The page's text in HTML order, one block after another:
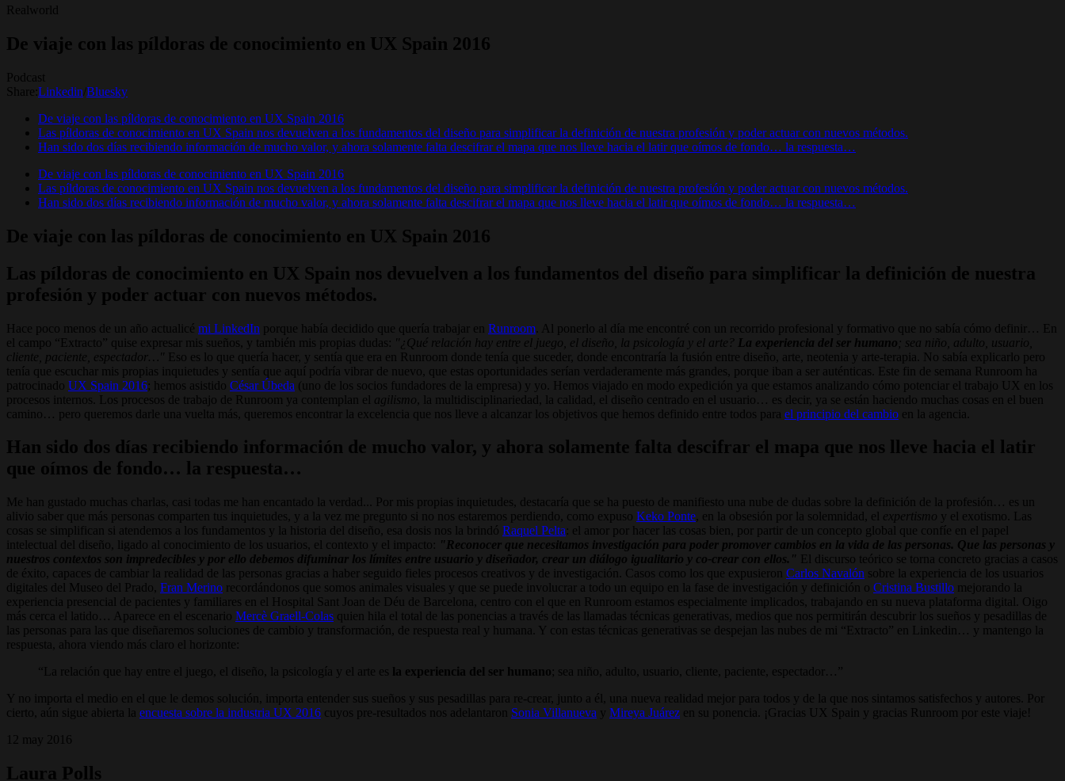
Realworld
De viaje con las píldoras de conocimiento en UX Spain 2016
Podcast
Share: Linkedin Bluesky
De viaje con las píldoras de conocimiento en UX Spain 2016
Las píldoras de conocimiento en UX Spain nos devuelven a los fundamentos del diseño para simplificar la definición de nuestra profesión y poder actuar con nuevos métodos.
Han sido dos días recibiendo información de mucho valor, y ahora solamente falta descifrar el mapa que nos lleve hacia el latir que oímos de fondo… la respuesta…
De viaje con las píldoras de conocimiento en UX Spain 2016
Las píldoras de conocimiento en UX Spain nos devuelven a los fundamentos del diseño para simplificar la definición de nuestra profesión y poder actuar con nuevos métodos.
Han sido dos días recibiendo información de mucho valor, y ahora solamente falta descifrar el mapa que nos lleve hacia el latir que oímos de fondo… la respuesta…
De viaje con las píldoras de conocimiento en UX Spain 2016
Las píldoras de conocimiento en UX Spain nos devuelven a los fundamentos del diseño para simplificar la definición de nuestra
profesión y poder actuar con nuevos métodos.
Hace poco menos de un año actualicé mi LinkedIn porque había decidido que quería trabajar en Runroom . Al ponerlo al día me encontré con un recorrido profesional y formativo que no sabía cómo definir… En
el campo “Extracto” quise expresar mis sueños, y también mis propias dudas:
"¿Qué relación hay entre el juego, el diseño, la psicología y el arte? La experiencia del ser humano ; sea niño, adulto, usuario,
cliente, paciente, espectador…"
Eso es lo que quería hacer, y sentía que era en Runroom donde tenía que suceder, donde encontraría la fusión entre diseño, arte, neotenia y arte-terapia. No sabía explicarlo pero
tenía que escuchar mis propias inquietudes y sentía que aquí podría vibrar de nuevo, que estas oportunidades serían verdaderamente más grandes, porque iban a ser auténticas. Este fin de semana Runroom ha
patrocinado UX Spain 2016 ; hemos asistido César Úbeda (uno de los socios fundadores de la empresa) y yo. Hemos viajado en modo expedición ya que estamos analizando cómo potenciar el trabajo UX en los
procesos internos. Los procesos de trabajo de Runroom ya contemplan el agilismo , la multidisciplinariedad, la calidad, el diseño centrado en el usuario… es decir, ya se están haciendo muchas cosas en el buen
camino… pero queremos darle una vuelta más, queremos encontrar la excelencia que nos lleve a alcanzar los objetivos que hemos definido entre todos para el principio del cambio en la agencia.
Han sido dos días recibiendo información de mucho valor, y ahora solamente falta descifrar el mapa que nos lleve hacia el latir
que oímos de fondo… la respuesta…
Me han gustado muchas charlas, casi todas me han encantado la verdad... Por mis propias inquietudes, destacaría que se ha puesto de manifiesto una nube de dudas sobre la definición de la profesión… es un
alivio saber que más personas comparten tus inquietudes, y a la vez me pregunto si no nos estaremos perdiendo, como expuso Keko Ponte , en la obsesión por la solemnidad, el expertismo y el exotismo. Las
cosas se simplifican si atendemos a los fundamentos y la historia del diseño, esa dosis nos la brindó Raquel Pelta : el amor por hacer las cosas bien, por partir de un concepto global que confíe en el papel
intelectual del diseño, ligado al conocimiento de los usuarios, el contexto y el impacto:
"Reconocer que necesitamos investigación para poder promover cambios en la vida de las personas. Que las personas y
nuestros contextos son impredecibles y por ello debemos difuminar los límites entre usuario y diseñador, crear un diálogo igualitario y co-crear con ellos." El discurso teórico se torna concreto gracias a casos
de éxito, capaces de cambiar la realidad de las personas gracias a haber seguido fieles procesos creativos y de investigación. Casos como los que expusieron Carlos Navalón sobre la experiencia de los usuarios
digitales del Museo del Prado, Fran Merino recordándonos que somos animales visuales y que se puede involucrar a todo un equipo en la fase de investigación y definición o Cristina Bustillo mejorando la
experiencia presencial de pacientes y familiares en el Hospital Sant Joan de Déu de Barcelona, centro con el que en Runroom estamos especialmente implicados, trabajando en su nueva plataforma digital. Oigo
más cerca el latido… Aparece en el escenario Mercè Graell-Colas quien hila el total de las ponencias a través de las llamadas técnicas generativas, medios que nos permitirán descubrir los sueños y pesadillas de
las personas para las que diseñaremos soluciones de cambio y transformación, de respuesta real y humana. Y con estas técnicas generativas se despejan las nubes de mi “Extracto” en Linkedin… y mantengo la
respuesta, ahora viendo más claro el horizonte:
La relación que hay entre el juego, el diseño, la psicología y el arte es la experiencia del ser humano ; sea niño, adulto, usuario, cliente, paciente, espectador…
Y no importa el medio en el que le demos solución, importa entender sus sueños y sus pesadillas para re-crear, junto a él, una nueva realidad mejor para todos y de la que nos sintamos satisfechos y autores. Por
cierto, aún sigue abierta la encuesta sobre la industria UX 2016 cuyos pre-resultados nos adelantaron Sonia Villanueva y Mireya Juárez en su ponencia. ¡Gracias UX Spain y gracias Runroom por este viaje!
12 may 2016
Laura Polls